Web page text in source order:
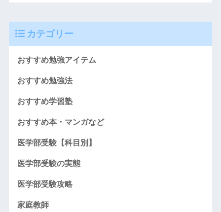
カテゴリー
おすすめ勉強アイテム
おすすめ勉強法
おすすめ学習塾
おすすめ本・マンガなど
医学部受験【科目別】
医学部受験の実態
医学部受験攻略
家庭教師